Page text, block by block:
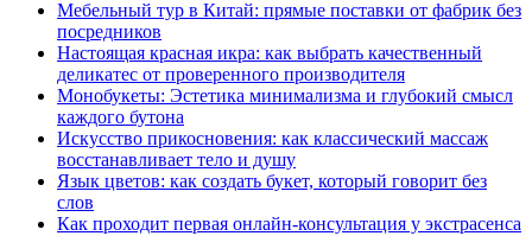
Мебельный тур в Китай: прямые поставки от фабрик без
посредников
Настоящая красная икра: как выбрать качественный
деликатес от проверенного производителя
Монобукеты: Эстетика минимализма и глубокий смысл
каждого бутона
Искусство прикосновения: как классический массаж
восстанавливает тело и душу
Язык цветов: как создать букет, который говорит без
слов
Как проходит первая онлайн-консультация у экстрасенса